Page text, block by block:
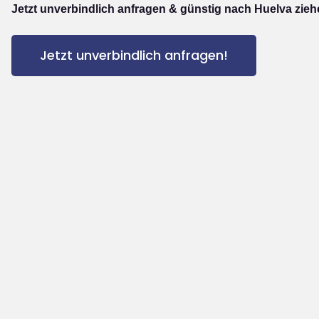
Jetzt unverbindlich anfragen & günstig nach Huelva
Jetzt unverbindlich anfragen!